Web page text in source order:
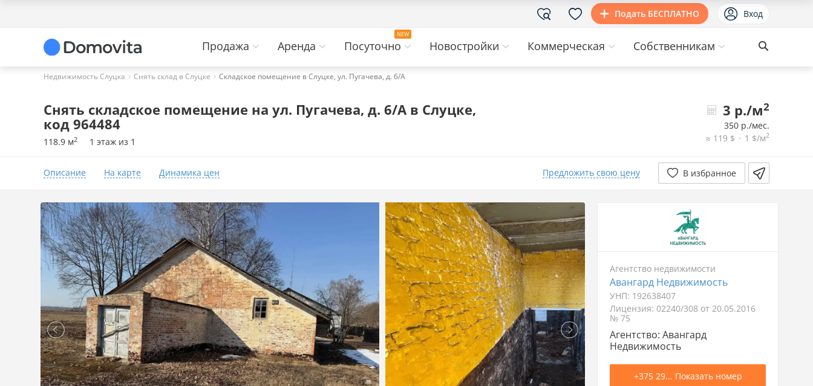
Подать БЕСПЛАТНО Вход
Продажа Аренда Посуточно Новостройки Коммерческая Собственникам
Недвижимость Слуцка Снять склад в Слуцке Складское помещение в Слуцке, ул. Пугачева, д. 6/А
Снять складское помещение на ул. Пугачева, д. 6/А в Слуцке,
код 964484
118.9 м2 1 этаж из 1
3 р./м2
350 р./мес.
≈ 119 $
1 $/м2
Описание На карте Динамика цен Предложить свою цену В избранное
Агентство недвижимости
Авангард Недвижимость
УНП: 192638407
Лицензия: 02240/308 от 20.05.2016
№ 75
Агентство: Авангард
Недвижимость
+375 29... Показать номер